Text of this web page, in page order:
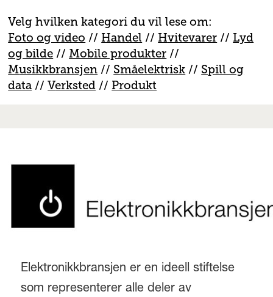
Velg hvilken kategori du vil lese om:
Foto og video // Handel // Hvitevarer // Lyd
og bilde //Mobile produkter //
Musikkbransjen // Småelektrisk // Spill og
data //Verksted // Produkt
Elektronikkbransjen er en ideell stiftelse
som representerer alle deler av